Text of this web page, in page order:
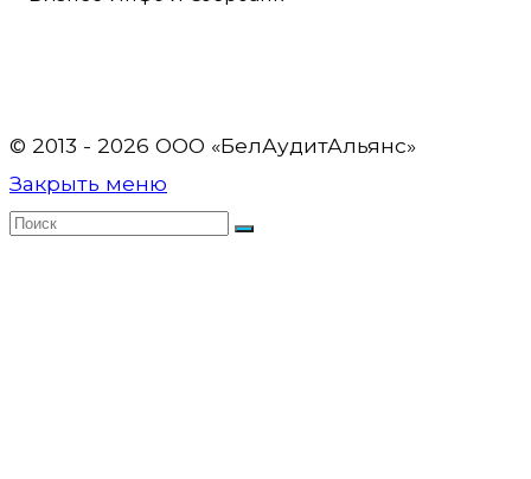
© 2013 - 2026 OOO «БелАудитАльянс»
Закрыть меню